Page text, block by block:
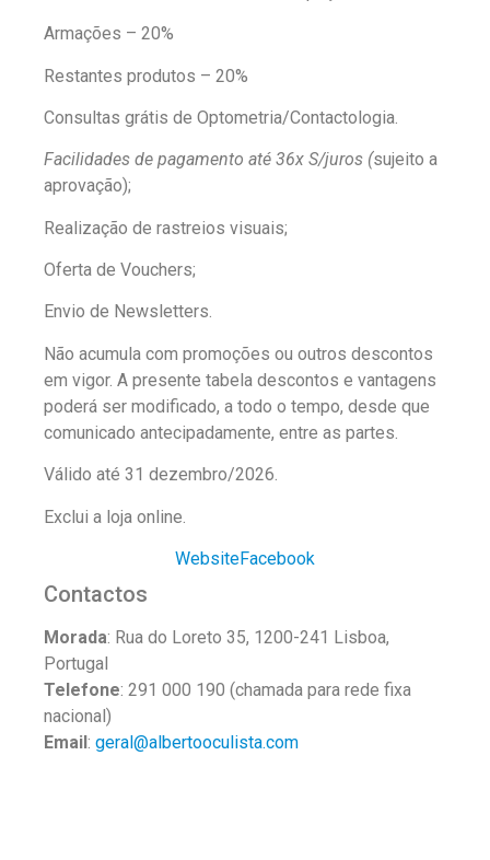
Armações – 20%
Restantes produtos – 20%
Consultas grátis de Optometria/Contactologia.
Facilidades de pagamento até 36x S/juros (sujeito a
aprovação);
Realização de rastreios visuais;
Oferta de Vouchers;
Envio de Newsletters.
Não acumula com promoções ou outros descontos
em vigor. A presente tabela descontos e vantagens
poderá ser modificado, a todo o tempo, desde que
comunicado antecipadamente, entre as partes.
Válido até 31 dezembro/2026.
Exclui a loja online.
WebsiteFacebook
Contactos
Morada: Rua do Loreto 35, 1200-241 Lisboa,
Portugal
Telefone: 291 000 190 (chamada para rede fixa
nacional)
Email: geral@albertooculista.com